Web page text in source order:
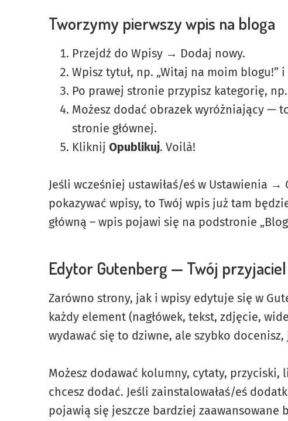
Tworzymy pierwszy wpis na bloga
Przejdź do Wpisy → Dodaj nowy.
Wpisz tytuł, np. „Witaj na moim
Po prawej stronie przypisz kategorię,
Możesz dodać obrazek wyróżniający —
stronie głównej.
Kliknij Opublikuj. Voilà!
Jeśli wcześniej ustawiłaś/eś w Ustawienia →
pokazywać wpisy, to Twój wpis już tam
główną – wpis pojawi się na podstronie
Edytor Gutenberg — Twój przyjaciel
Zarówno strony, jak i wpisy edytuje się w
każdy element (nagłówek, tekst, zdjęcie,
wydawać się to dziwne, ale szybko
Możesz dodawać kolumny, cytaty, przyciski,
chcesz dodać. Jeśli zainstalowałaś/eś
pojawią się jeszcze bardziej zaawansowane